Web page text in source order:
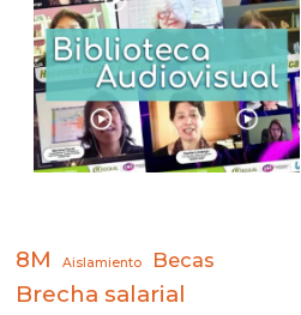
8M Aislamiento Becas
Brecha salarial